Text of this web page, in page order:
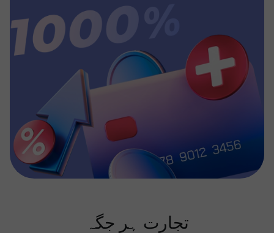
تجارت ہر جگہ